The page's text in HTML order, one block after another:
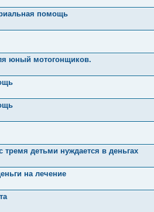
помощь
юный мотогонщиков.
тремя детьми нуждается в деньгах
на лечение